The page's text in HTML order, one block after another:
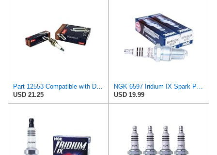
Part 12553 Compatible with Denso Spark Plug W16Epr-U Replacement for F5Rtc, F5Rf, 5580, BPR5Es,
USD 21.25
NGK 6597 Iridium IX Spark Plugs BPR5EIX Compatible with John Deere Gator, Kawasaki Mule, Cub Cadet
USD 19.99